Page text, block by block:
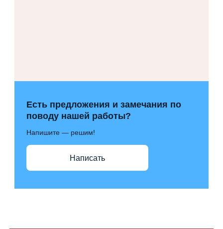
Есть предложения и замечания по
поводу нашей работы?
Напишите — решим!
Написать